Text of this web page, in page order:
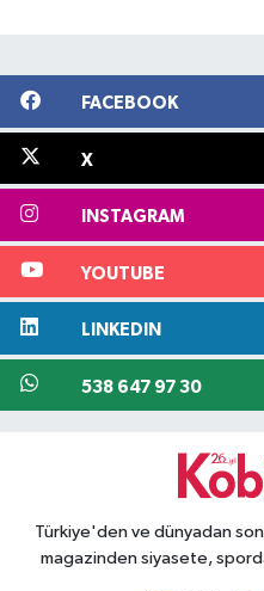
FACEBOOK
X
INSTAGRAM
YOUTUBE
LINKEDIN
538 647 97 30
Türkiye'den ve dünyadan
magazinden siyasete,